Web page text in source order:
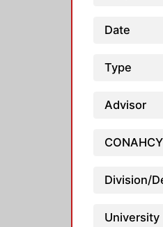
Date
Type
Advisor
Division/
University